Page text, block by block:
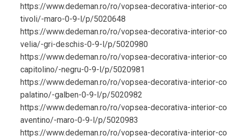
https://www.dedeman.ro/ro/vopsea-decorativa-interior-
tivoli/-maro-0-9-l/p/5020648
https://www.dedeman.ro/ro/vopsea-decorativa-interior-
velia/-gri-deschis-0-9-l/p/5020980
https://www.dedeman.ro/ro/vopsea-decorativa-interior-
capitolino/-negru-0-9-l/p/5020981
https://www.dedeman.ro/ro/vopsea-decorativa-interior-
palatino/-galben-0-9-l/p/5020982
https://www.dedeman.ro/ro/vopsea-decorativa-interior-
aventino/-maro-0-9-l/p/5020983
https://www.dedeman.ro/ro/vopsea-decorativa-interior-